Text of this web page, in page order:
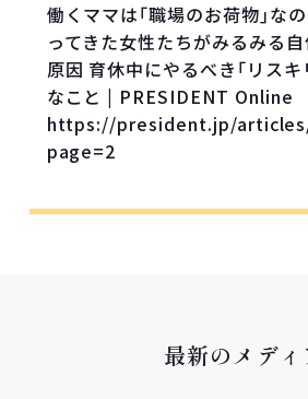
働くママは｢職場のお荷物｣な
ってきた女性たちがみるみる
原因 育休中にやるべき｢リス
なこと | PRESIDENT Online
https://president.jp/
page=2
最新のメディ